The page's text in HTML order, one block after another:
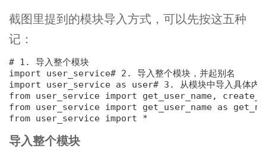
截图里提到的模块导入方式，可以先按这五种
记：
# 1. 导入整个模块
import user_service# 2. 导入整个模块，并起别名
import user_service as user# 3. 从模块中导入具体内
from user_service import get_user_name,
from user_service import get_user_name as
from user_service import *
导入整个模块